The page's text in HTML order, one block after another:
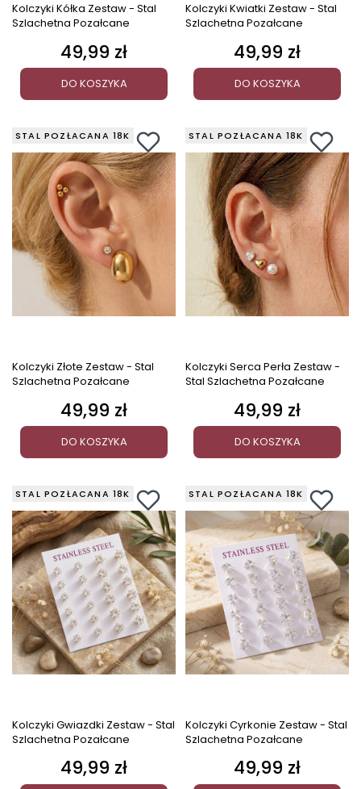
Kolczyki Kółka Zestaw - Stal
Szlachetna Pozałcane
Cena
49,99 zł
DO KOSZYKA
Kolczyki Kwiatki Zestaw - Stal
Szlachetna Pozałcane
Cena
49,99 zł
DO KOSZYKA
STAL POZŁACANA 18K
Kolczyki Złote Zestaw - Stal
Szlachetna Pozałcane
Cena
49,99 zł
DO KOSZYKA
STAL POZŁACANA 18K
Kolczyki Serca Perła Zestaw -
Stal Szlachetna Pozałcane
Cena
49,99 zł
DO KOSZYKA
STAL POZŁACANA 18K
Kolczyki Gwiazdki Zestaw - Stal
Szlachetna Pozałcane
Cena
49,99 zł
STAL POZŁACANA 18K
Kolczyki Cyrkonie Zestaw - Stal
Szlachetna Pozałcane
Cena
49,99 zł